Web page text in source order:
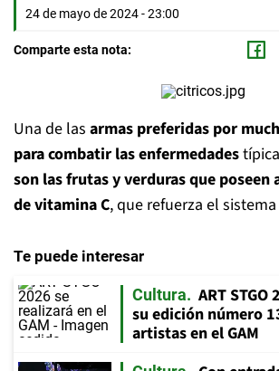
24 de mayo de 2024 - 23:00
Comparte esta nota:
Una de las armas preferidas por
para combatir las enfermedades
son las frutas y verduras que
de vitamina C, que refuerza el
Te puede interesar
Cultura
ART
su edición número
artistas en el GAM